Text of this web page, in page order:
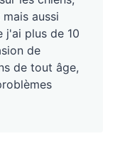
aussi
j'ai plus de 10
de
de tout âge,